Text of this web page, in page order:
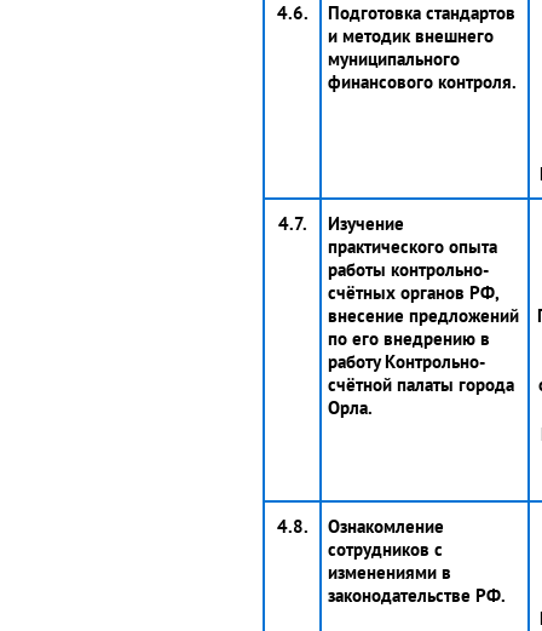
4.6.
Подготовка стандартов
и методик внешнего
муниципального
финансового контроля.
4.7.
Изучение
практического опыта
работы контрольно-
счётных органов РФ,
внесение предложений
по его внедрению в
работу Контрольно-
счётной палаты города
Орла.
4.8.
Ознакомление
сотрудников с
изменениями в
законодательстве РФ.